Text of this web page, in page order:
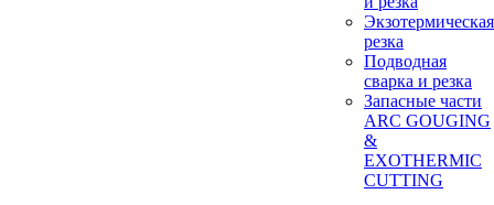
Экзотермическая
резка
Подводная
сварка и резка
Запасные части
ARC GOUGING
&
EXOTHERMIC
CUTTING